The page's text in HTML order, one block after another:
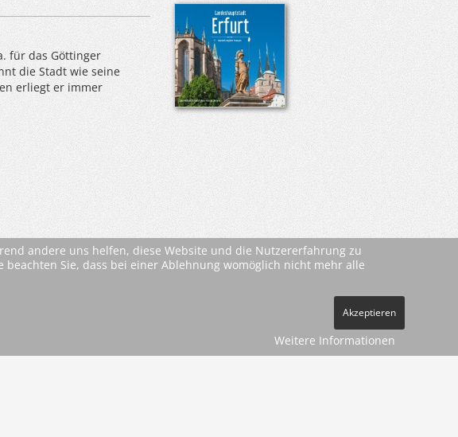
für das Göttinger
die Stadt wie seine
erliegt er immer
andere uns helfen, diese Website und die Nutzererfahrung zu
beachten Sie, dass bei einer Ablehnung womöglich nicht mehr alle
Akzeptieren
Weitere Informationen